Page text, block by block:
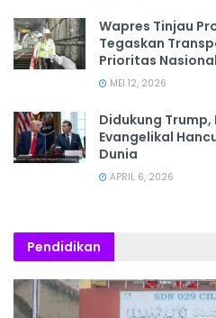
Wapres Tinjau
Tegaskan
Prioritas Nasional
MEI 12, 2026
Didukung
Evangelikal
Dunia
APRIL 6, 2026
Pendidikan